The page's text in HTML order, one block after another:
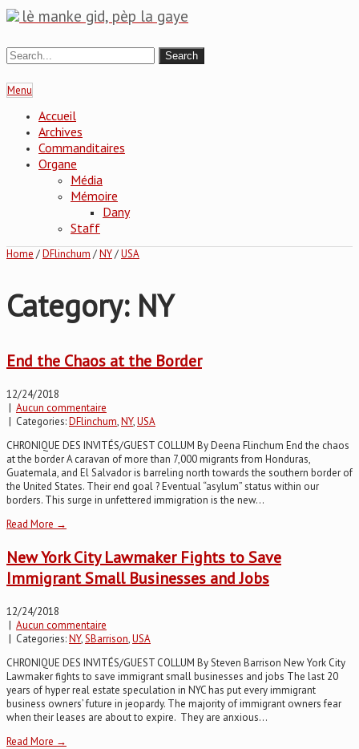
lè manke gid, pèp la gaye
Menu
Accueil
Archives
Commanditaires
Organe
Média
Mémoire
Dany
Staff
Home /DFlinchum /NY/USA
Category: NY
End the Chaos at the Border
12/24/2018
| Aucun commentaire
| Categories:DFlinchum,NY,USA
CHRONIQUE DES INVITÉS/GUEST COLLUM By Deena Flinchum End the chaos
at the border A caravan of more than 7,000 migrants from Honduras,
Guatemala, and El Salvador is barreling north towards the southern border of
the United States. Their end goal ? Eventual “asylum” status within our
borders. This surge in unfettered immigration is the new...
Read More →
New York City Lawmaker Fights to Save
Immigrant Small Businesses and Jobs
12/24/2018
| Aucun commentaire
| Categories:NY,SBarrison,USA
CHRONIQUE DES INVITÉS/GUEST COLLUM By Steven Barrison New York City
Lawmaker fights to save immigrant small businesses and jobs The last 20
years of hyper real estate speculation in NYC has put every immigrant
business owners’ future in jeopardy. The majority of immigrant owners fear
when their leases are about to expire. They are anxious...
Read More →